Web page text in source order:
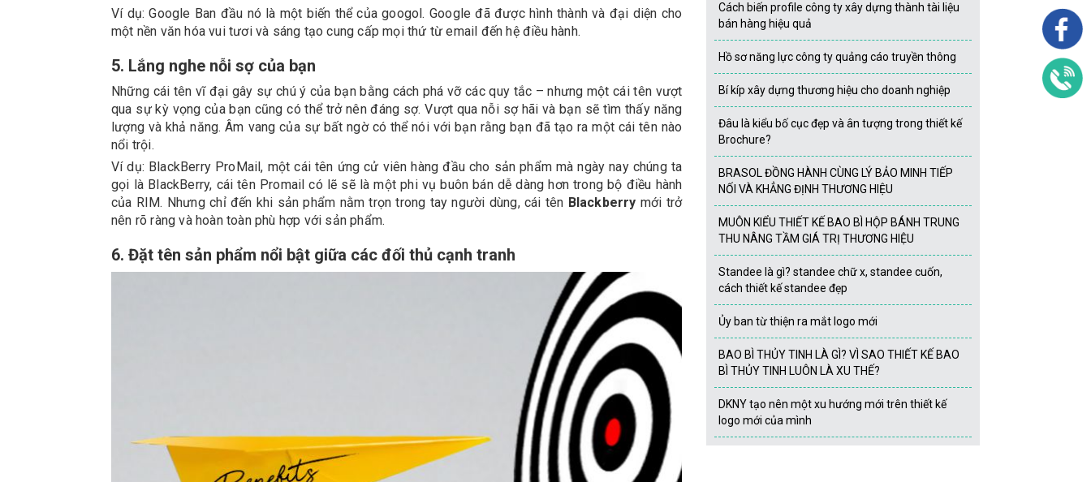
Ví dụ: Google Ban đầu nó là một biến thể của googol. Google đã được hình thành và đại diện cho
một nền văn hóa vui tươi và sáng tạo cung cấp mọi thứ từ email đến hệ điều hành.
5. Lắng nghe nỗi sợ của bạn
Những cái tên vĩ đại gây sự chú ý của bạn bằng cách phá vỡ các quy tắc – nhưng một cái tên vượt
qua sự kỳ vọng của bạn cũng có thể trở nên đáng sợ. Vượt qua nỗi sợ hãi và bạn sẽ tìm thấy năng
lượng và khả năng. Âm vang của sự bất ngờ có thể nói với bạn rằng bạn đã tạo ra một cái tên nào
nổi trội.
Ví dụ: BlackBerry ProMail, một cái tên ứng cử viên hàng đầu cho sản phẩm mà ngày nay chúng ta
gọi là BlackBerry, cái tên Promail có lẽ sẽ là một phi vụ buôn bán dễ dàng hơn trong bộ điều hành
của RIM. Nhưng chỉ đến khi sản phẩm nằm trọn trong tay người dùng, cái tên Blackberry mới trở
nên rõ ràng và hoàn toàn phù hợp với sản phẩm.
6. Đặt tên sản phẩm nổi bật giữa các đối thủ cạnh tranh
Cách biến profile công ty xây dựng thành tài liệu
bán hàng hiệu quả
Hồ sơ năng lực công ty quảng cáo truyền thông
Bí kíp xây dựng thương hiệu cho doanh nghiệp
Đâu là kiểu bố cục đẹp và ân tượng trong thiết kế
Brochure?
BRASOL ĐỒNG HÀNH CÙNG LÝ BẢO MINH TIẾP
NỐI VÀ KHẲNG ĐỊNH THƯƠNG HIỆU
MUÔN KIỂU THIẾT KẾ BAO BÌ HỘP BÁNH TRUNG
THU NÂNG TẦM GIÁ TRỊ THƯƠNG HIỆU
Standee là gì? standee chữ x, standee cuốn,
cách thiết kế standee đẹp
Ủy ban từ thiện ra mắt logo mới
BAO BÌ THỦY TINH LÀ GÌ? VÌ SAO THIẾT KẾ BAO
BÌ THỦY TINH LUÔN LÀ XU THẾ?
DKNY tạo nên một xu hướng mới trên thiết kế
logo mới của mình